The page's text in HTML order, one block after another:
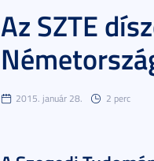
Az SZTE
2015. január 28. 2 perc